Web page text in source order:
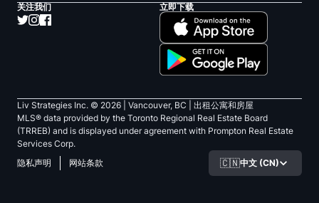
关注我们 立即下载
Liv Strategies Inc. © 2026 | Vancouver, BC |
出租公寓和房屋
MLS® data provided by the Toronto Regional Real Estate Board
(TRREB) and is displayed under agreement with Prompton Real Estate
Services Corp.
隐私声明
网站条款 🇨🇳中文 (CN)